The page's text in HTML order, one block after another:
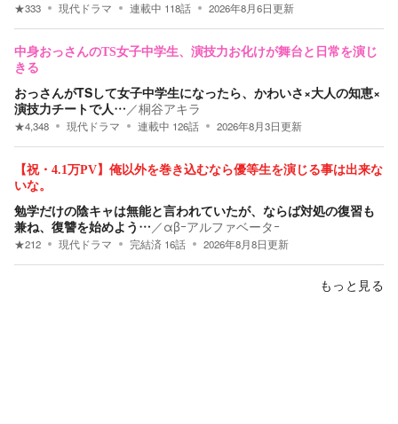
★333 現代ドラマ 連載中 118話 2026年8月6日更新
中身おっさんのTS女子中学生、演技力お化けが舞台と日常を演じ
きる
おっさんがTSして女子中学生になったら、かわいさ×大人の知恵×
演技力チートで人… ／桐谷アキラ
★4,348 現代ドラマ 連載中 126話 2026年8月3日更新
【祝・4.1万PV】俺以外を巻き込むなら優等生を演じる事は出来な
いな。
勉学だけの陰キャは無能と言われていたが、ならば対処の復習も
兼ね、復讐を始めよう… ／αβｰアルファベータｰ
★212 現代ドラマ 完結済 16話 2026年8月8日更新
もっと見る